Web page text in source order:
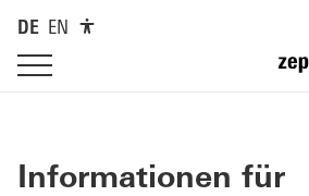
DE EN
Informationen für